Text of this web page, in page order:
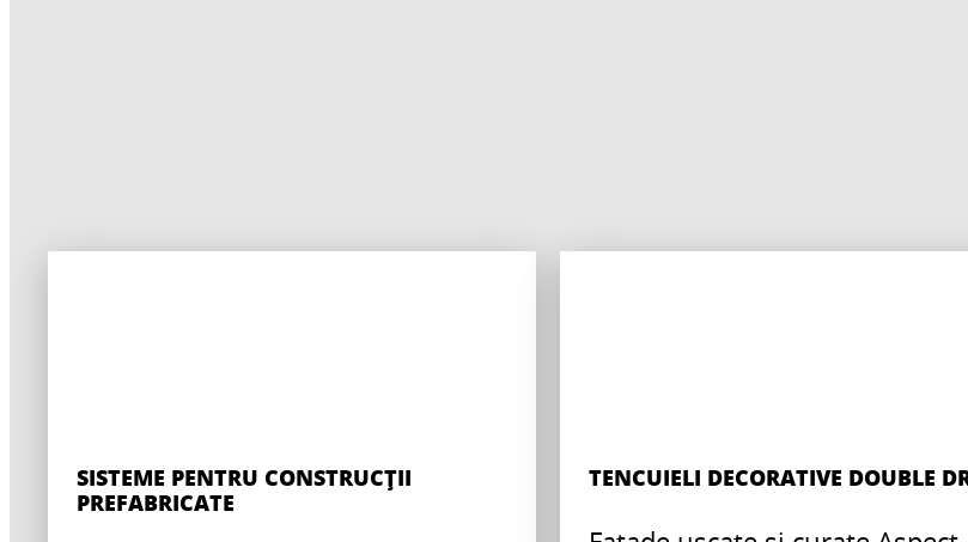
SISTEME PENTRU CONSTRUCȚII
PREFABRICATE
TENCUIELI DECORATIVE DOUBLE